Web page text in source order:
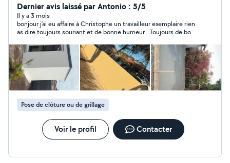
Dernier avis laissé par Antonio : 5/5
Il y a 3 mois
bonjour j’ai eu affaire à Christophe un travailleur exemplaire rien
as dire toujours souriant et de bonne humeur . Toujours de bon
recommande fortement !!!
Pose de clôture ou de grillage
Voir le profil Contacter